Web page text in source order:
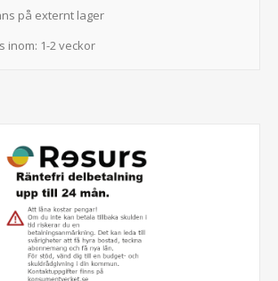
på externt lager
inom: 1-2 veckor